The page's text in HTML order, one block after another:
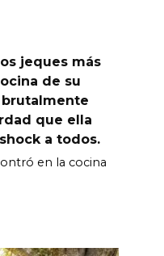
jeques más
de su
brutalmente
que ella
a todos.
en la cocina